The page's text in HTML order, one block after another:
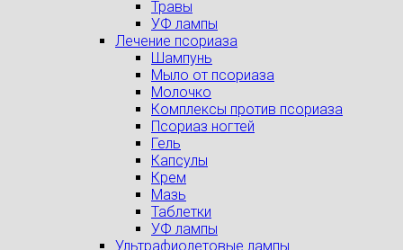
Травы
УФ лампы
Лечение псориаза
Шампунь
Мыло от псориаза
Молочко
Комплексы против псориаза
Псориаз ногтей
Гель
Капсулы
Крем
Мазь
Таблетки
УФ лампы
Ультрафиолетовые лампы